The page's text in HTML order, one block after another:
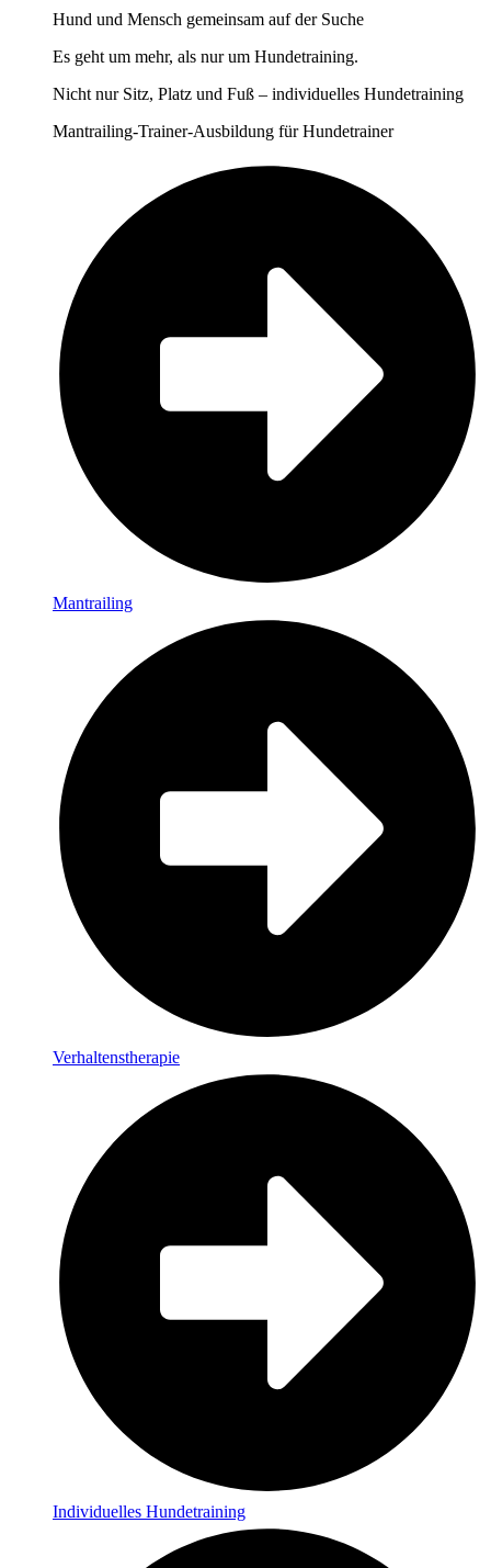
Hund und Mensch gemeinsam auf der Suche
Es geht um mehr, als nur um Hundetraining.
Nicht nur Sitz, Platz und Fuß – individuelles Hundetraining
Mantrailing-Trainer-Ausbildung für Hundetrainer
Mantrailing
Verhaltenstherapie
Individuelles Hundetraining